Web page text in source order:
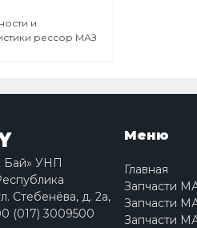
и
рессор МАЗ
Бай» УНП
Стебенёва, д. 2a,
(017) 3009500
Меню
Главная
Запчасти
Запчасти
Запчасти